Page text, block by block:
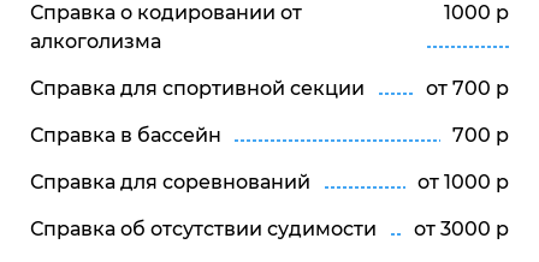
Справка о кодировании от
алкоголизма
1000 р
Справка для спортивной секции от 700 р
Справка в бассейн 700 р
Справка для соревнований от 1000 р
Справка об отсутствии судимости от 3000 р